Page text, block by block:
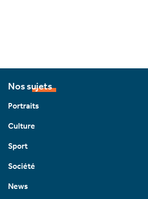
Nos sujets
Portraits
Culture
Sport
Société
News